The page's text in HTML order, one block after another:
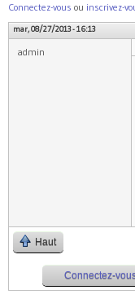
Connectez-vous ou inscrivez-
mar, 08/27/2013 - 16:13
admin
Haut
Connectez-